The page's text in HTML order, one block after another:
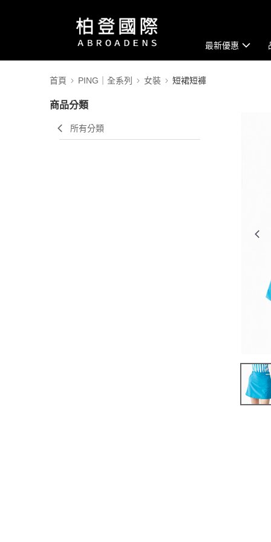
最新優惠
首頁 PING｜全系列 女裝 短裙短褲
商品分類
所有分類